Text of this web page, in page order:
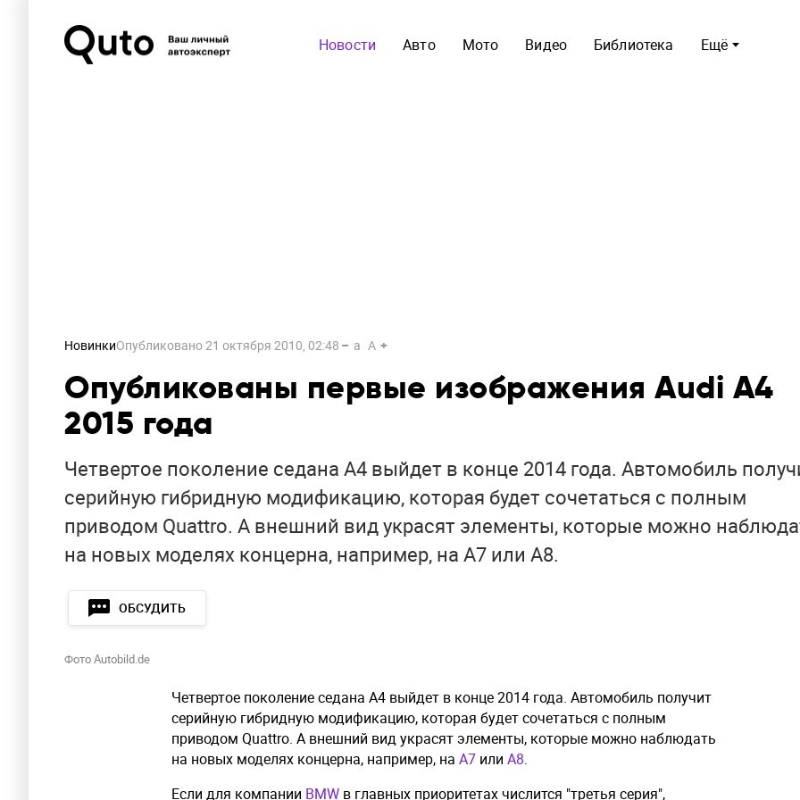
Ещё
Новости Авто Мото Видео Библиотека
НовинкиОпубликовано21 октября 2010, 02:48 a A
Опубликованы первые изображения Audi A4
2015 года
Четвертое поколение седана A4 выйдет в конце 2014 года. Автомобиль
серийную гибридную модификацию, которая будет сочетаться с полным
приводом Quattro. А внешний вид украсят элементы, которые можно
на новых моделях концерна, например, на A7 или A8.
ОБСУДИТЬ
Фото Autobild.de
Четвертое поколение седана A4 выйдет в конце 2014 года. Автомобиль получит
серийную гибридную модификацию, которая будет сочетаться с полным
приводом Quattro. А внешний вид украсят элементы, которые можно наблюдать
на новых моделях концерна, например, на A7 или A8.
Если для компании BMW в главных приоритетах числится "третья серия",